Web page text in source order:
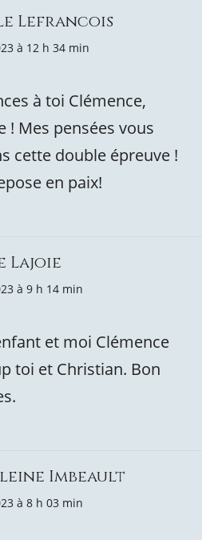
Lefrancois
à 12 h 34 min
à toi Clémence,
! Mes pensées vous
cette double épreuve !
en paix!
Lajoie
à 9 h 14 min
et moi Clémence
toi et Christian. Bon
Imbeault
à 8 h 03 min